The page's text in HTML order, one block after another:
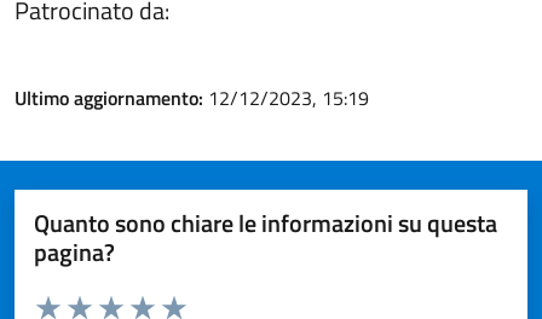
Patrocinato da:
Ultimo aggiornamento: 12/12/2023, 15:19
Quanto sono chiare le informazioni su questa
pagina?
Valuta da 1 a 5 stelle la pagina